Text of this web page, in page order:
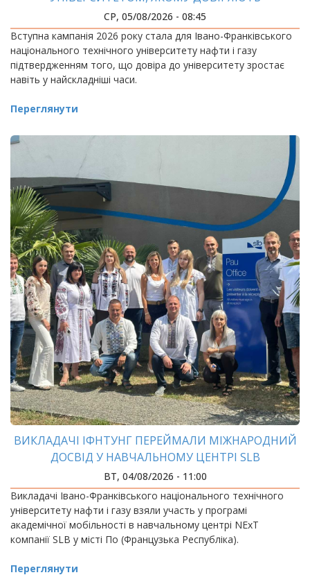
СР, 05/08/2026 - 08:45
Вступна кампанія 2026 року стала для Івано-Франківського
національного технічного університету нафти і газу
підтвердженням того, що довіра до університету зростає
навіть у найскладніші часи.
Переглянути
ВИКЛАДАЧІ ІФНТУНГ ПЕРЕЙМАЛИ МІЖНАРОДНИЙ
ДОСВІД У НАВЧАЛЬНОМУ ЦЕНТРІ SLB
ВТ, 04/08/2026 - 11:00
Викладачі Івано-Франківського національного технічного
університету нафти і газу взяли участь у програмі
академічної мобільності в навчальному центрі NExT
компанії SLB у місті По (Французька Республіка).
Переглянути